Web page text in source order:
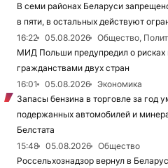
В семи районах Беларуси
в пяти, в остальных действуют
16:22
05.08.2026
Общество,
МИД Польши предупредил о рисках
гражданствами двух стран
16:01
05.08.2026
Экономика
Запасы бензина в торговле за год
подержанных автомобилей и
Белстата
15:48
05.08.2026
Общество
Россельхознадзор вернул в